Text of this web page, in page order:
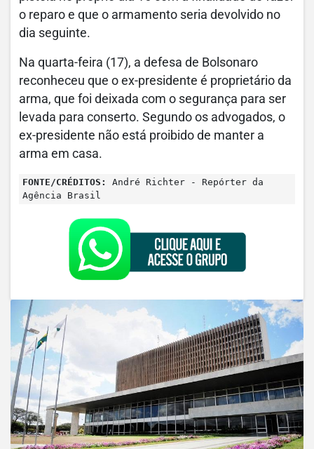
o reparo e que o armamento seria devolvido no
dia seguinte.
Na quarta-feira (17), a defesa de Bolsonaro
reconheceu que o ex-presidente é proprietário da
arma, que foi deixada com o segurança para ser
levada para conserto. Segundo os advogados, o
ex-presidente não está proibido de manter a
arma em casa.
FONTE/CRÉDITOS:
André Richter - Repórter da
Agência Brasil